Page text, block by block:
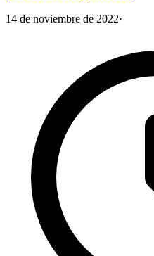
14 de noviembre de 2022·